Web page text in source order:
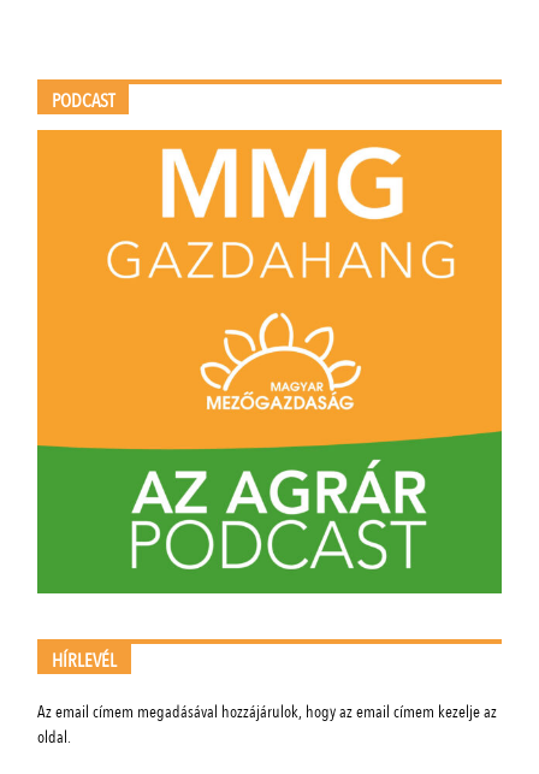
PODCAST
HÍRLEVÉL
Az email címem megadásával hozzájárulok, hogy az email címem kezelje az
oldal.